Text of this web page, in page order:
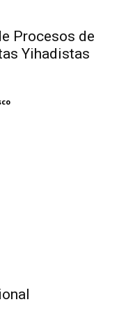
Procesos de
Yihadistas